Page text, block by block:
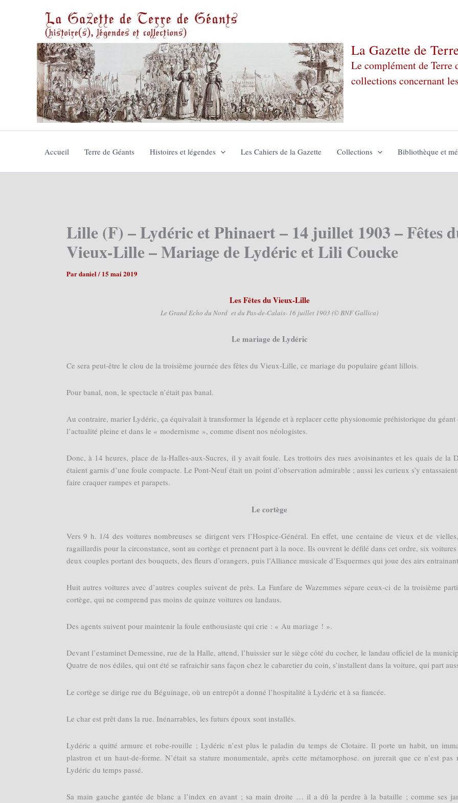
La Gazette de
Le complément de Terre
collections concernant
Accueil Terre de Géants Histoires et légendes Les Cahiers de la Gazette Collections Bibliothèque et
Lille (F) – Lydéric et Phinaert – 14 juillet 1903 – Fêtes
Vieux-Lille – Mariage de Lydéric et Lili Coucke
Pardaniel / 15 mai 2019
Les Fêtes du Vieux-Lille
Le Grand Echo du Nord et du Pas-de-Calais- 16 juillet 1903 (© BNF Gallica)
Le mariage de Lydéric
Ce sera peut-être le clou de la troisième journée des fêtes du Vieux-Lille, ce mariage du populaire géant lillois.
Pour banal, non, le spectacle n’était pas banal.
Au contraire, marier Lydéric, ça équivalait à transformer la légende et à replacer cette physionomie préhistorique du géant
l’actualité pleine et dans le « modernisme », comme disent nos néologistes.
Donc, à 14 heures, place de la·Halles-aux-Sucres, il y avait foule. Les trottoirs des rues avoisinantes et les quais de la
étaient garnis d’une foule compacte. Le Pont-Neuf était un point d’observation admirable ; aussi les curieux s’y
faire craquer rampes et parapets.
Le cortège
Vers 9 h. 1/4 des voitures nombreuses se dirigent vers l’Hospice-Général. En effet, une centaine de vieux et de
ragaillardis pour la circonstance, sont au cortège et prennent part à la noce. Ils ouvrent le défilé dans cet ordre, six voitures
deux couples portant des bouquets, des fleurs d’orangers, puis l’Alliance musicale d’Esquermes qui joue des airs
Huit autres voitures avec d’autres couples suivent de près. La Fanfare de Wazemmes sépare ceux-ci de la troisième
cortège, qui ne comprend pas moins de quinze voitures ou landaus.
Des agents suivent pour maintenir la foule enthousiaste qui crie : « Au mariage ! ».
Devant l’estaminet Demessine, rue de la Halle, attend, l’huissier sur le siège côté du cocher, le landau officiel de la
Quatre de nos édiles, qui ont été se rafraichir sans façon chez le cabaretier du coin, s’installent dans la voiture, qui part
Le cortège se dirige rue du Béguinage, où un entrepôt a donné l’hospitalité à Lydéric et à sa fiancée.
Le char est prêt dans la rue. Inénarrables, les futurs époux sont installés.
Lydéric a quitté armure et robe-rouille ; Lydéric n’est plus le paladin du temps de Clotaire. Il porte un habit, un
plastron et un haut-de-forme. N’était sa stature monumentale, après cette métamorphose. on jurerait que ce n’est pas
Lydéric du temps passé.
Sa main gauche gantée de blanc a l’index en avant ; sa main droite … il a dû la perdre à la bataille ; comme ses